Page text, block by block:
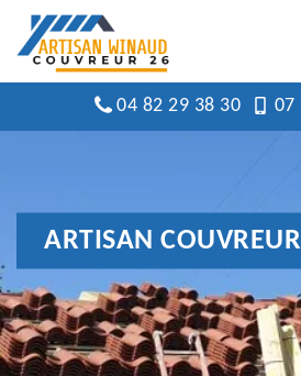
04 82 29 38 30 07
ARTISAN